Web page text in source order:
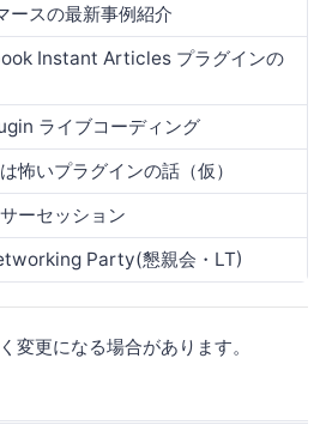
ースの最新事例紹介
Instant Articles プラグインの
ライブコーディング
怖いプラグインの話（仮）
ーセッション
Party(懇親会・LT)
変更になる場合があります。